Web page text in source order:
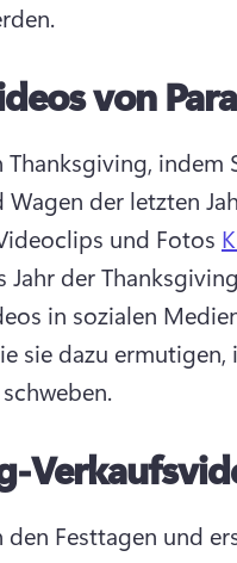
von
Thanksgiving, indem
und Fotos
in sozialen
sie dazu ermutigen,
den Festtagen und